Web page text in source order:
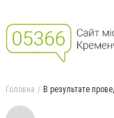
Головна В результате